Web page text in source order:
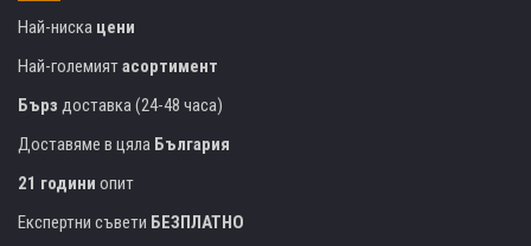
Най-ниска цени
Най-големиятасортимент
Бърз доставка (24-48 часа)
Доставяме в цяла България
21 години опит
Експертни съвети БЕЗПЛАТНО